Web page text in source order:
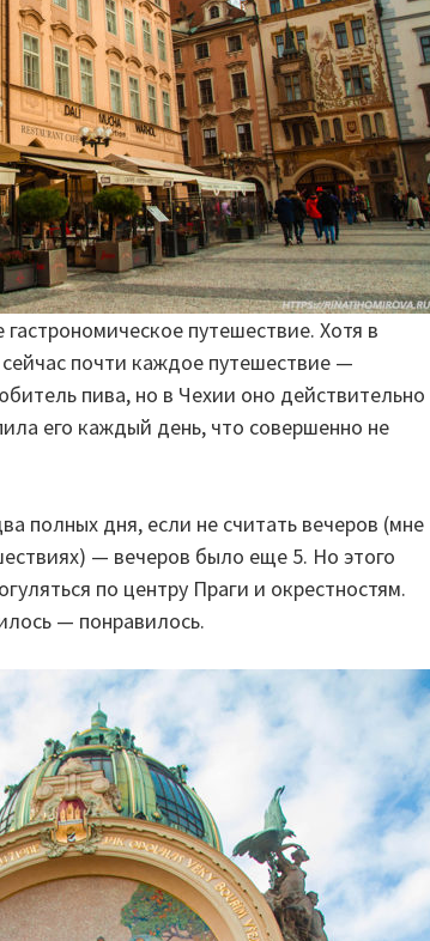
путешествие. Хотя в
почти каждое путешествие —
пива, но в Чехии оно действительно
его каждый день, что совершенно не
полных дня, если не считать вечеров (мне
— вечеров было еще 5. Но этого
по центру Праги и окрестностям.
— понравилось.